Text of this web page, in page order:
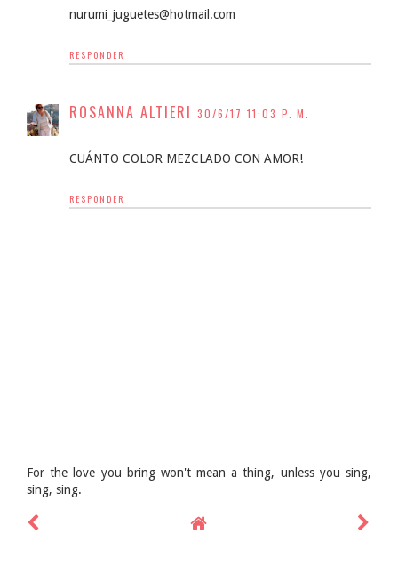
nurumi_juguetes@hotmail.com
RESPONDER
ROSANNA ALTIERI 30/6/17 11:03 P. M.
CUÁNTO COLOR MEZCLADO CON AMOR!
RESPONDER
For the love you bring won't mean a thing, unless you sing,
sing, sing.